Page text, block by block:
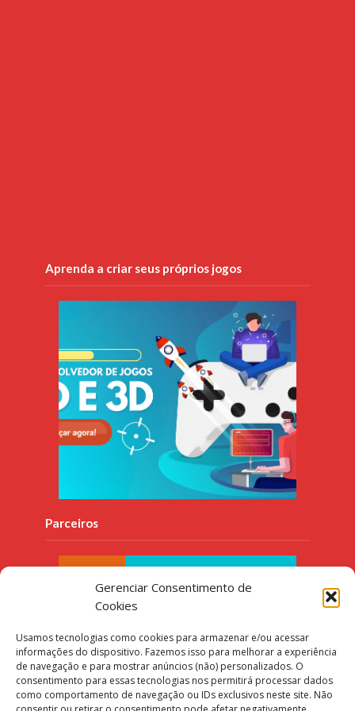
Gerenciar Consentimento de
Cookies
Usamos tecnologias como cookies para armazenar e/ou acessar
informações do dispositivo. Fazemos isso para melhorar a experiência
de navegação e para mostrar anúncios (não) personalizados. O
consentimento para essas tecnologias nos permitirá processar dados
como comportamento de navegação ou IDs exclusivos neste site. Não
Aprenda a criar seus próprios jogos
Parceiros